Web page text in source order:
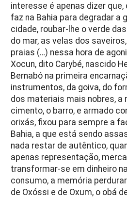
interesse é apenas dizer que,
faz na Bahia para degradar a
cidade, roubar-lhe o verde
do mar, as velas dos
praias (…) nessa hora de
Xocun, dito Carybé, nascido
Bernabó na primeira
instrumentos, da goiva, do
dos materiais mais nobres, a
cimento, o barro, e armado
orixás, fixou para sempre a
Bahia, a que está sendo
nada restar de autêntico,
apenas representação,
transformar-se em dinheiro
consumo, a memória
de Oxóssi e de Oxum, o obá